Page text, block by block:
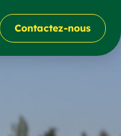
Contactez-nous